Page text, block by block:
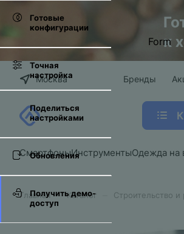
Москва Бренды
СмартфоныИнструментыОдежда на
Главная – Каталог Строительство и
Готовые
конфигурации
Точная
настройка
Поделиться
настройками
Обновления
Получить демо-
доступ
Form